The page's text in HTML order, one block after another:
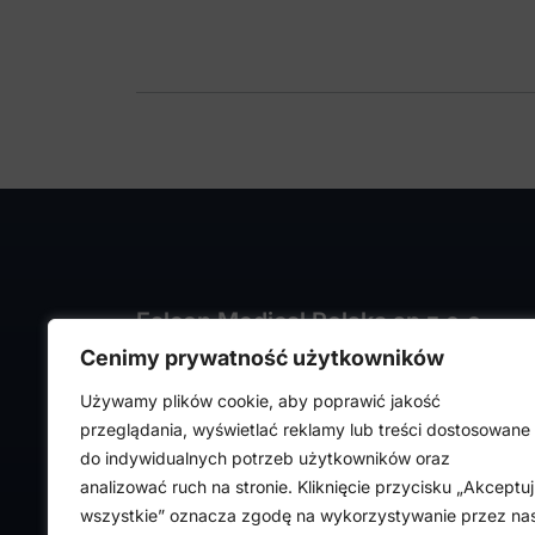
Cenimy prywatność użytkowników
Używamy plików cookie, aby poprawić jakość
przeglądania, wyświetlać reklamy lub treści dostosowane
do indywidualnych potrzeb użytkowników oraz
analizować ruch na stronie. Kliknięcie przycisku „Akceptuj
wszystkie” oznacza zgodę na wykorzystywanie przez
Falcon Medical Polska sp z o.o.
ul. Rajmunda Rembielińskiego 1/7
93-575 Łódź
NIP: PL7282324443
REGON: 472316619,
Nr KRS: 0000036918